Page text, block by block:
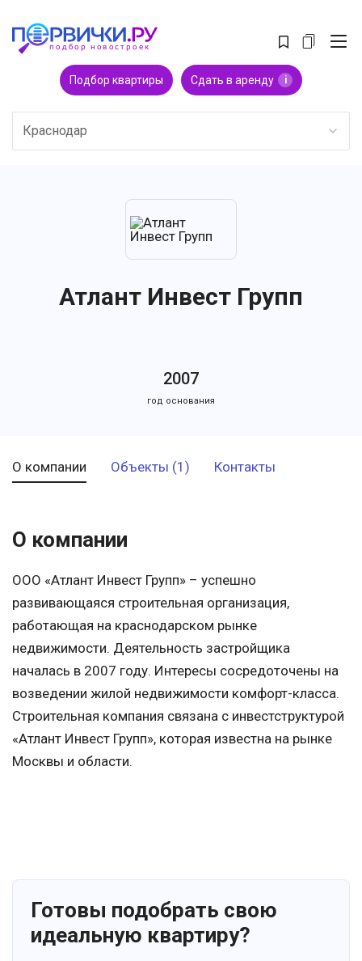
Подбор квартиры Сдать в аренду i
Краснодар
Атлант Инвест Групп
2007
год основания
О компании Объекты (1) Контакты
О компании
ООО «Атлант Инвест Групп» – успешно
развивающаяся строительная организация,
работающая на краснодарском рынке
недвижимости. Деятельность застройщика
началась в 2007 году. Интересы сосредоточены на
возведении жилой недвижимости комфорт-класса.
Строительная компания связана с инвестструктурой
«Атлант Инвест Групп», которая известна на рынке
Москвы и области.
Готовы подобрать свою
идеальную квартиру?